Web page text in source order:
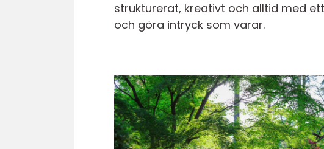
strukturerat, kreativt och alltid med
och göra intryck som varar.